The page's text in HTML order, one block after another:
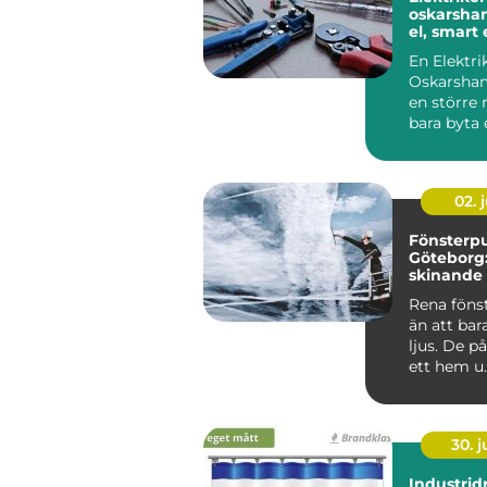
oskarshamn
el, smart
En
en större
bara byta
sätta upp
02.
Rena
än att
ljus. De
ett hem
30.